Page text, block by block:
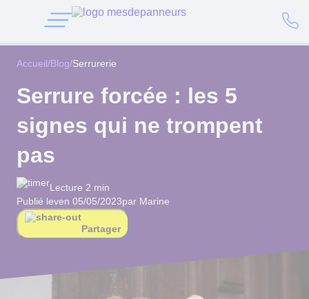
Accueil/Blog/Serrurerie
Serrure forcée : les 5
signes qui ne trompent
pas
Lecture 2 min
Publié leven 05/05/2023par Marine
Partager